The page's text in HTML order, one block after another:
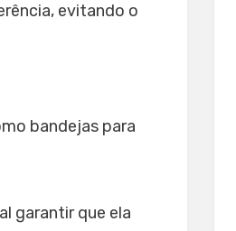
evitando o
bandejas para
garantir que ela